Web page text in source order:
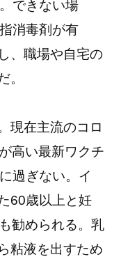
できない場
消毒剤が有
、職場や自宅の
。
現在主流のコロ
高い最新ワクチ
過ぎない。イ
60歳以上と妊
勧められる。乳
粘液を出すため